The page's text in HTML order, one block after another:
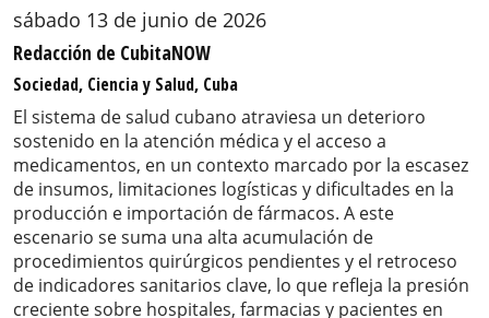
sábado 13 de junio de 2026
Redacción de CubitaNOW
Sociedad, Ciencia y Salud, Cuba
El sistema de salud cubano atraviesa un deterioro
sostenido en la atención médica y el acceso a
medicamentos, en un contexto marcado por la escasez
de insumos, limitaciones logísticas y dificultades en la
producción e importación de fármacos. A este
escenario se suma una alta acumulación de
procedimientos quirúrgicos pendientes y el retroceso
de indicadores sanitarios clave, lo que refleja la presión
creciente sobre hospitales, farmacias y pacientes en